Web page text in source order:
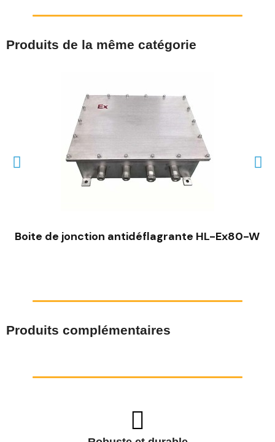
Produits de la même catégorie
Boite de jonction antidéflagrante HL-Ex80-W
Produits complémentaires